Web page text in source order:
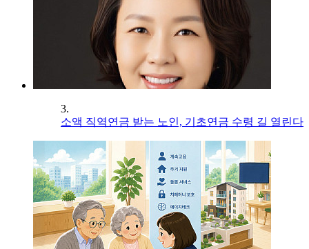
3.
소액 직역연금 받는 노인, 기초연금 수령 길 열린다